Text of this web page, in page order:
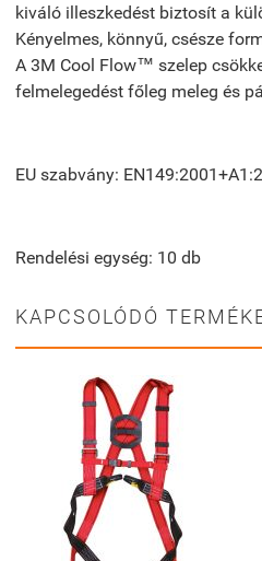
kiváló illeszkedést biztosít a
Kényelmes, könnyű, csésze
A 3M Cool Flow™ szelep
felmelegedést főleg meleg és
EU szabvány:
Rendelési egység: 10 db
KAPCSOLÓDÓ